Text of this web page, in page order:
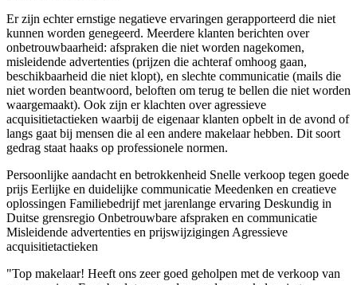
Er zijn echter ernstige negatieve ervaringen gerapporteerd die niet
kunnen worden genegeerd. Meerdere klanten berichten over
onbetrouwbaarheid: afspraken die niet worden nagekomen,
misleidende advertenties (prijzen die achteraf omhoog gaan,
beschikbaarheid die niet klopt), en slechte communicatie (mails die
niet worden beantwoord, beloften om terug te bellen die niet worden
waargemaakt). Ook zijn er klachten over agressieve
acquisitietactieken waarbij de eigenaar klanten opbelt in de avond of
langs gaat bij mensen die al een andere makelaar hebben. Dit soort
gedrag staat haaks op professionele normen.
Persoonlijke aandacht en betrokkenheid Snelle verkoop tegen goede
prijs Eerlijke en duidelijke communicatie Meedenken en creatieve
oplossingen Familiebedrijf met jarenlange ervaring Deskundig in
Duitse grensregio Onbetrouwbare afspraken en communicatie
Misleidende advertenties en prijswijzigingenAgressieve
acquisitietactieken
"Top makelaar! Heeft ons zeer goed geholpen met de verkoop van